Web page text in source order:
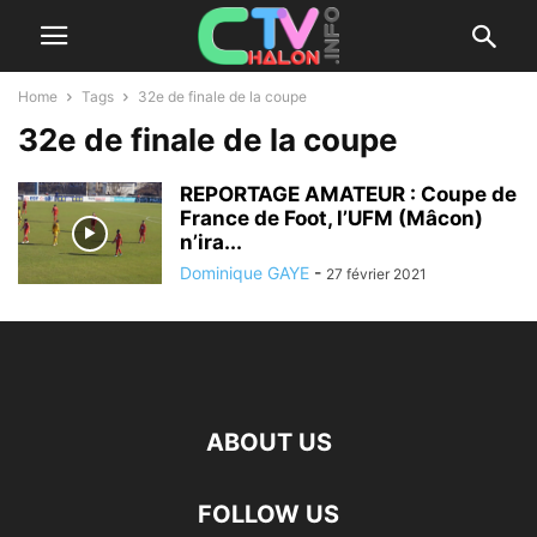
Home Tags 32e de finale de la coupe
32e de finale de la coupe
REPORTAGE AMATEUR : Coupe de
France de Foot, l’UFM (Mâcon)
n’ira...
Dominique GAYE - 27 février 2021
ABOUT US
FOLLOW US